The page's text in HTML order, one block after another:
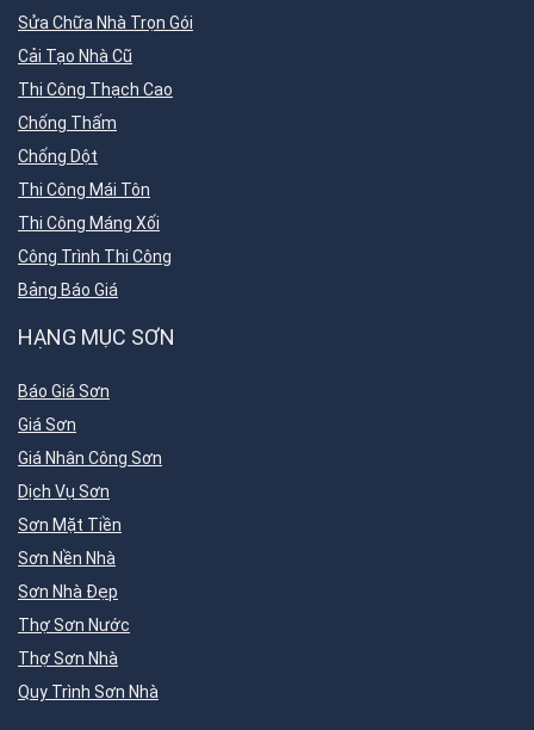
Sửa Chữa Nhà Trọn Gói
Cải Tạo Nhà Cũ
Thi Công Thạch Cao
Chống Thấm
Chống Dột
Thi Công Mái Tôn
Thi Công Máng Xối
Công Trình Thi Công
Bảng Báo Giá
HẠNG MỤC SƠN
Báo Giá Sơn
Giá Sơn
Giá Nhân Công Sơn
Dịch Vụ Sơn
Sơn Mặt Tiền
Sơn Nền Nhà
Sơn Nhà Đẹp
Thợ Sơn Nước
Thợ Sơn Nhà
Quy Trình Sơn Nhà